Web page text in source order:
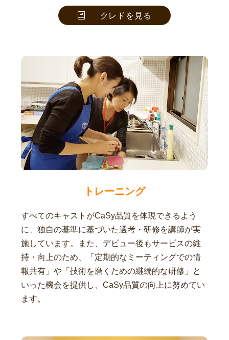
クレドを見る
トレーニング
すべてのキャストがCaSy品質を体現できるよう
に、独自の基準に基づいた選考・研修を講師が実
施しています。また、デビュー後もサービスの維
持・向上のため、「定期的なミーティングでの情
報共有」や「技術を磨くための継続的な研修」と
いった機会を提供し、CaSy品質の向上に努めてい
ます。